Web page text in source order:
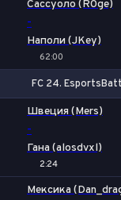
Сассуоло (R0ge)
-
Наполи (JKey)
62:00
FC 24.
Швеция (Mers)
-
Гана (alosdvxl)
2:24
Мексика